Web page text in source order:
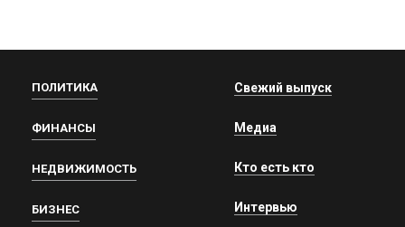
ПОЛИТИКА
ФИНАНСЫ
НЕДВИЖИМОСТЬ
БИЗНЕС
Свежий выпуск
Медиа
Кто есть кто
Интервью